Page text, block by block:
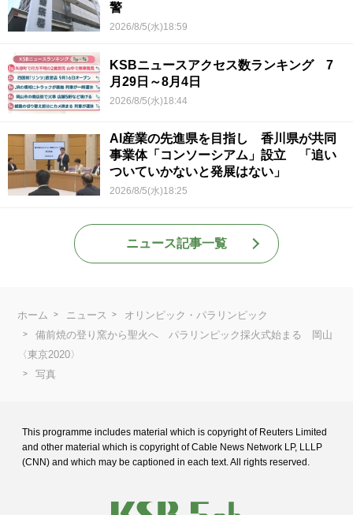
警
2026/8/5(水)18:59
KSBニュースアクセス数ランキング 7
月29日～8月4日
2026/8/5(水)18:44
AI産業の先進県を目指し 香川県が共同
事業体「コンソーシアム」設立 「追い
ついていかないと発展はない」
2026/8/5(水)18:25
ニュース記事一覧
ホーム ニュース
オリンピック・パラリンピック
備前焼の登り窯から聖火へ パラリンピック採火式始まる 岡山
〈東京2020〉
写真
This programme includes material which is copyright of Reuters Limited
and other material which is copyright of Cable News Network LP, LLLP
(CNN) and which may be captioned in each text. All rights reserved.